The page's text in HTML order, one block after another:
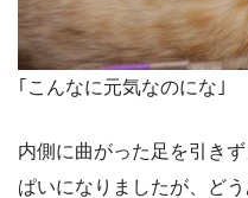
｢こんなに元気なのにな｣
内側に曲がった足を引き
ぱいになりましたが、ど